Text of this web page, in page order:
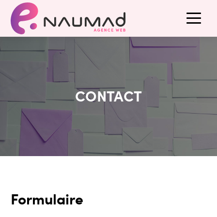
CONTACT
Formulaire